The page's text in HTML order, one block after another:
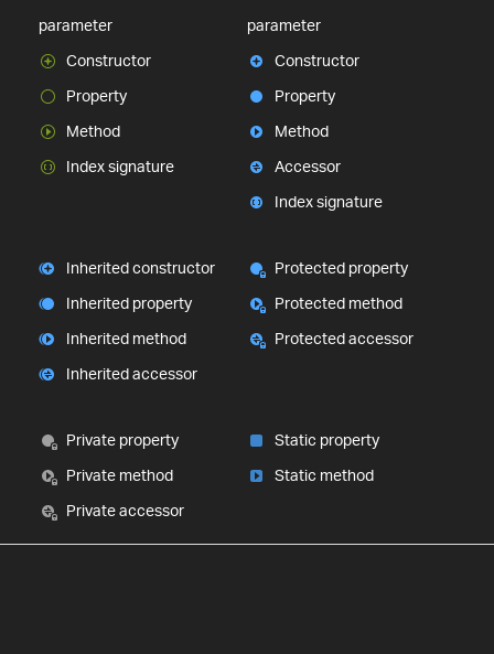
parameter
Constructor
Property
Method
Index signature
parameter
Constructor
Property
Method
Accessor
Index signature
Inherited constructor
Inherited property
Inherited method
Inherited accessor
Protected property
Protected method
Protected accessor
Private property
Private method
Private accessor
Static property
Static method